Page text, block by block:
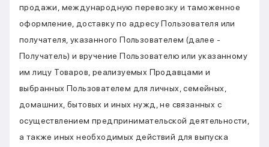
продажи, международную перевозку и таможенное
оформление, доставку по адресу Пользователя или
получателя, указанного Пользователем (далее -
Получатель) и вручение Пользователю или указанному
им лицу Товаров, реализуемых Продавцами и
выбранных Пользователем для личных, семейных,
домашних, бытовых и иных нужд, не связанных с
осуществлением предпринимательской деятельности,
а также иных необходимых действий для выпуска